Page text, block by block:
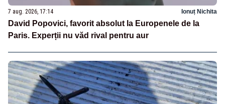
7 aug. 2026, 17:14 Ionuț Nichita
David Popovici, favorit absolut la Europenele de la
Paris. Experții nu văd rival pentru aur